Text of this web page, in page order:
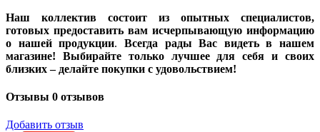
Наш коллектив состоит из опытных специалистов,
готовых предоставить вам исчерпывающую информацию
о нашей продукции. Всегда рады Вас видеть в нашем
магазине! Выбирайте только лучшее для себя и своих
близких – делайте покупки с удовольствием!
Отзывы 0 отзывов
Добавить отзыв